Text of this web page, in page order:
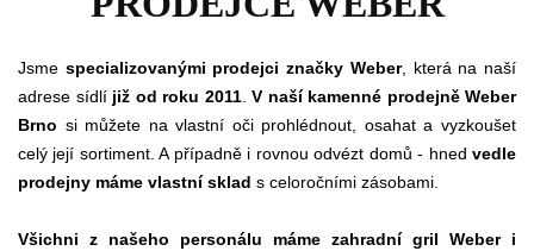
Jsme specializovanými prodejci značky Weber, která na naší
adrese sídlí již od roku 2011. V naší kamenné prodejně Weber
Brno si můžete na vlastní oči prohlédnout, osahat a vyzkoušet
celý její sortiment. A případně i rovnou odvézt domů - hned vedle
prodejny máme vlastní sklad s celoročními zásobami.
Všichni z našeho personálu máme zahradní gril Weber i